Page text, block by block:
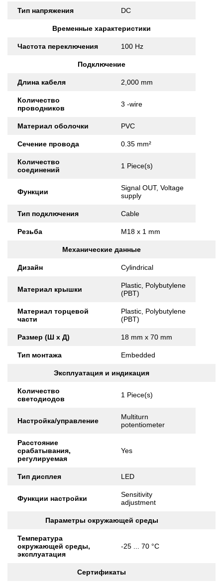
Тип напряжения DC
Временные характеристики
Частота переключения 100 Hz
Подключение
Длина кабеля 2,000 mm
Количество
проводников
3 -wire
Материал оболочки PVC
Сечение провода 0.35 mm²
Количество
соединений
1 Piece(s)
Функции
Signal OUT, Voltage
supply
Тип подключения Cable
Резьба M18 x 1 mm
Механические данные
Дизайн Cylindrical
Материал крышки
Plastic, Polybutylene
(PBT)
Материал торцевой
части
Plastic, Polybutylene
(PBT)
Размер (Ш x Д) 18 mm x 70 mm
Тип монтажа Embedded
Эксплуатация и индикация
Количество
светодиодов
1 Piece(s)
Настройка/управление
Multiturn
potentiometer
Расстояние
срабатывания,
регулируемая
Yes
Тип дисплея LED
Функции настройки
Sensitivity
adjustment
Параметры окружающей среды
Температура
окружающей среды,
эксплуатация
-25 ... 70 °C
Сертификаты